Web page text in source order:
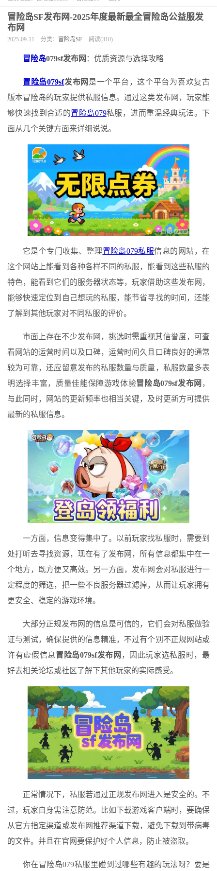
冒险岛SF发布网-2025年度最新最全冒险岛公益服发
布网
2025-09-11 分类： 冒险岛SF 阅读(310)
冒险岛079sf发布网 ：优质资源与选择攻略
冒险岛079sf发布网 是一个平台，这个平台为喜欢复古
版本冒险岛的玩家提供私服信息。通过这类发布网，玩家能
够快速找到合适的冒险岛079私服，进而重温经典玩法。下
面从几个关键方面来详细说说。
它是个专门收集、整理冒险岛079私服信息的网站，在
这个网站上能看到各种各样不同的私服，能看到这些私服的
特色，能看到它们的服务器状态等，玩家借助这些发布网，
能够快速定位到自己想玩的私服，能节省寻找的时间，还能
了解到其他玩家对不同私服的评价。
市面上存在不少发布网，挑选时需重视其信誉度，可查
看网站的运营时间以及口碑，运营时间久且口碑良好的通常
较为可靠，还应留意发布的私服数量与质量，私服数量多表
明选择丰富，质量佳能保障游戏体验冒险岛079sf发布网 ，
与此同时，网站的更新频率也相当关键，及时更新方可提供
最新的私服信息。
一方面，信息变得集中了。以前玩家找私服时，需要到
处打听去寻找资源，现在有了发布网，所有信息都集中在一
个地方，既方便又高效。另一方面，发布网会对私服进行一
定程度的筛选，把一些不良服务器过滤掉，从而让玩家拥有
更安全、稳定的游戏环境。
大部分正规发布网的信息是可信的，它们会对私服做验
证与测试，确保提供的信息精准，不过有个别不正规网站或
许有虚假信息 冒险岛079sf发布网 ，因此玩家选私服时，最
好去相关论坛或社区了解下其他玩家的实际感受。
正常情况下，私服若通过正规发布网进入是安全的。不
过，玩家自身需注意防范。比如下载游戏客户端时，要确保
从官方指定渠道或发布网推荐渠道下载，避免下载到带病毒
的文件。并且在官网要保护好个人信息，防止被盗取。
你在冒险岛079私服里碰到过哪些有趣的玩法呀？要是